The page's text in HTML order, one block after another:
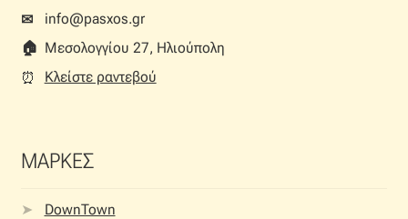
✉
info@pasxos.gr
🏠︎ Μεσολογγίου 27, Ηλιούπολη
⏰︎
Κλείστε ραντεβού
ΜΑΡΚΕΣ
DownTown